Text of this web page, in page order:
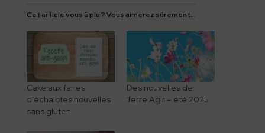
Cet article vous à plu ? Vous aimerez sûrement...
Cake aux fanes
d’échalotes nouvelles
sans gluten
Des nouvelles de
Terre Agir – été 2025